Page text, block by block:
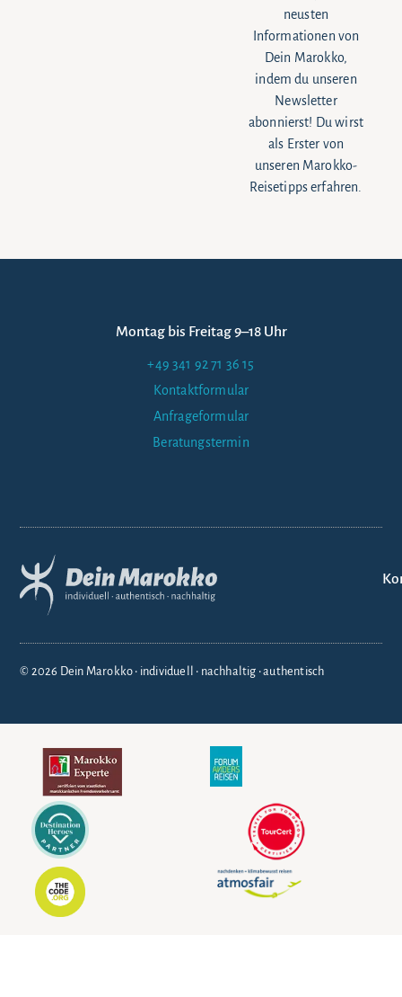
neusten
Informationen von
Dein Marokko,
indem du unseren
Newsletter
abonnierst! Du wirst
als Erster von
unseren Marokko-
Reisetipps erfahren.
Montag bis Freitag 9–18 Uhr
+49 341 92 71 36 15
Kontaktformular
Anfrageformular
Beratungstermin
© 2026 Dein Marokko • individuell • nachhaltig • authentisch